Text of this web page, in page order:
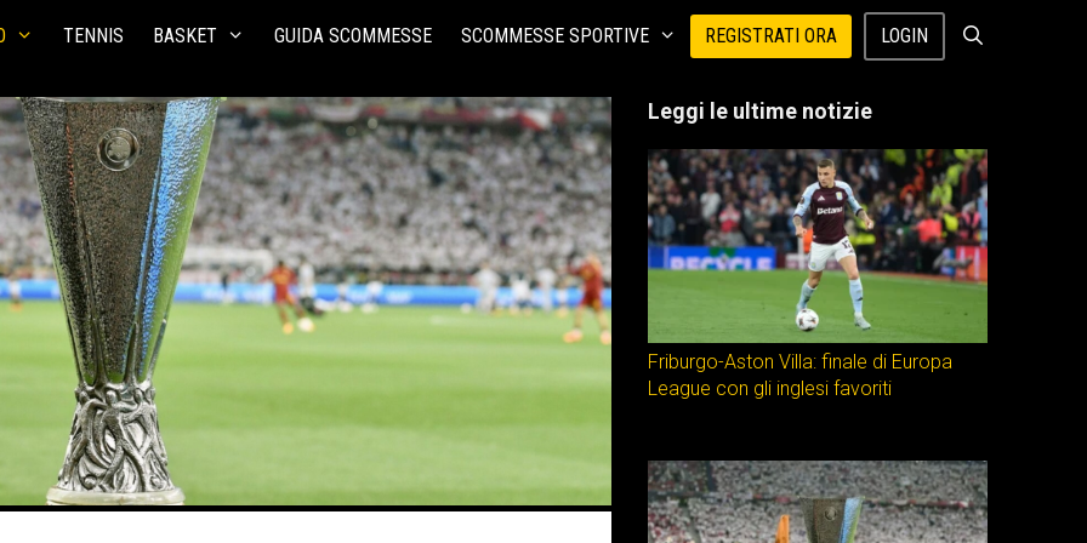
TENNIS BASKET GUIDA SCOMMESSE SCOMMESSE SPORTIVE REGISTRATI ORA LOGIN
Leggi le ultime notizie
Friburgo-Aston Villa: finale di Europa
League con gli inglesi favoriti